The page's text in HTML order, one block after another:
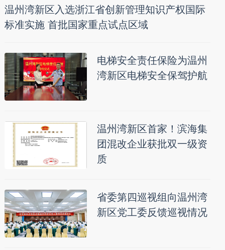
温州湾新区入选浙江省创新管理知识产权国际
标准实施 首批国家重点试点区域
电梯安全责任保险为温州
湾新区电梯安全保驾护航
温州湾新区首家！滨海集
团混改企业获批双一级资
质
省委第四巡视组向温州湾
新区党工委反馈巡视情况